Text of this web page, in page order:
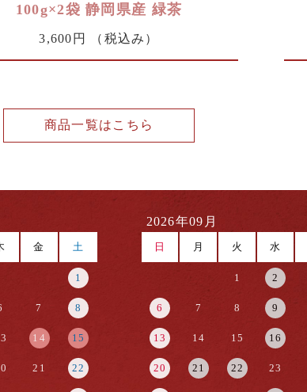
100g×2袋 静岡県産 緑茶
3,600円 （税込み）
商品一覧はこちら
金 土
1
7 8
14 15
21 22
2026年09月
日 月 火 水
1 2
6 7 8 9
13 14 15 16
20 21 22 23